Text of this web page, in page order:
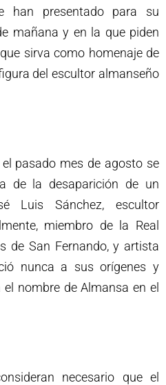
han presentado para su
mañana y en la que piden
sirva como homenaje de
del escultor almanseño
pasado mes de agosto se
de la desaparición de un
Luis Sánchez, escultor
miembro de la Real
de San Fernando, y artista
nunca a sus orígenes y
nombre de Almansa en el
necesario que el